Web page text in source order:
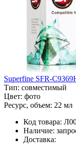
Superfine SFR-
Тип: совместимый
Цвет: фото
Ресурс, объем: 22 мл
Код товара:
Наличие:
Доставка: